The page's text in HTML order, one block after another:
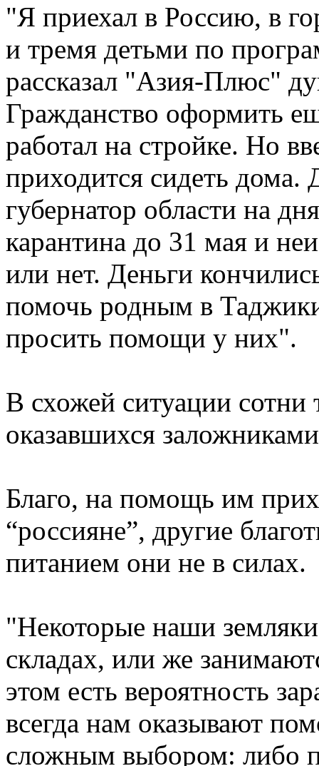
"Я приехал в Россию, в
и тремя детьми по
рассказал "Азия-Плюс"
Гражданство оформить
работал на стройке. Но
приходится сидеть дома.
губернатор области на
карантина до 31 мая и
или нет. Деньги
помочь родным в
просить помощи у них".
В схожей ситуации сотни
оказавшихся
Благо, на помощь им
“россияне”, другие
питанием они не в силах.
"Некоторые наши
складах, или же
этом есть вероятность
всегда нам оказывают
сложным выбором: либо